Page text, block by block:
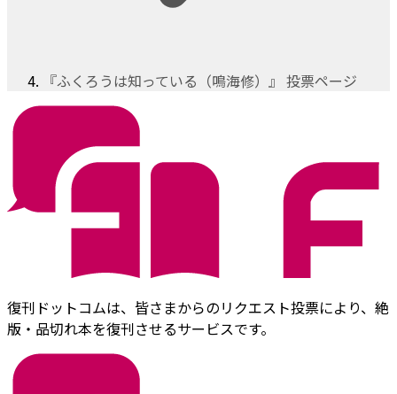
『ふくろうは知っている（鳴海修）』 投票ページ
復刊ドットコムは、皆さまからのリクエスト投票により、絶
版・品切れ本を復刊させるサービスです。